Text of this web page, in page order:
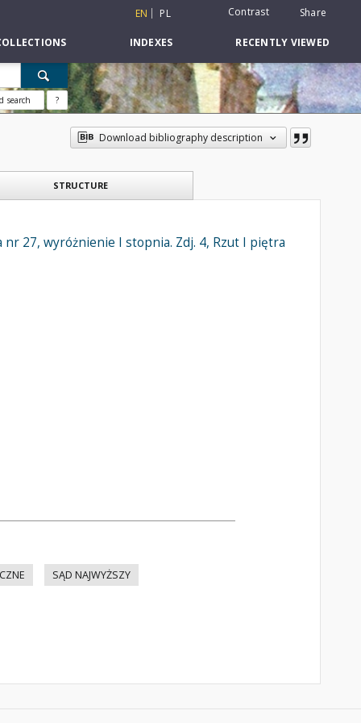
EN PL Contrast Share
INDEXES RECENTLY VIEWED
search ?
Download bibliography description
STRUCTURE
nr 27, wyróżnienie I stopnia. Zdj. 4, Rzut I piętra
SĄD NAJWYŻSZY